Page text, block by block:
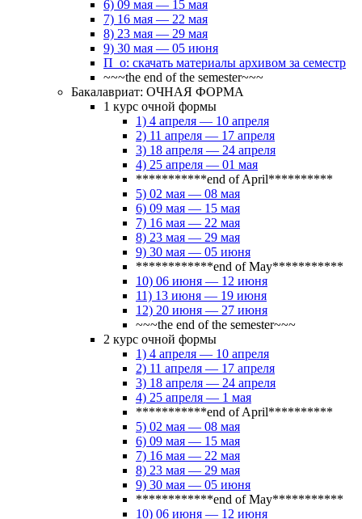
6) 09 мая — 15 мая
7) 16 мая — 22 мая
8) 23 мая — 29 мая
9) 30 мая — 05 июня
П_о: скачать материалы архивом за семестр
~~~the end of the semester~~~
Бакалавриат: ОЧНАЯ ФОРМА
1 курс очной формы
1) 4 апреля — 10 апреля
2) 11 апреля — 17 апреля
3) 18 апреля — 24 апреля
4) 25 апреля — 01 мая
***********end of April**********
5) 02 мая — 08 мая
6) 09 мая — 15 мая
7) 16 мая — 22 мая
8) 23 мая — 29 мая
9) 30 мая — 05 июня
************end of May***********
10) 06 июня — 12 июня
11) 13 июня — 19 июня
12) 20 июня — 27 июня
~~~the end of the semester~~~
2 курс очной формы
1) 4 апреля — 10 апреля
2) 11 апреля — 17 апреля
3) 18 апреля — 24 апреля
4) 25 апреля — 1 мая
***********end of April**********
5) 02 мая — 08 мая
6) 09 мая — 15 мая
7) 16 мая — 22 мая
8) 23 мая — 29 мая
9) 30 мая — 05 июня
************end of May***********
10) 06 июня — 12 июня